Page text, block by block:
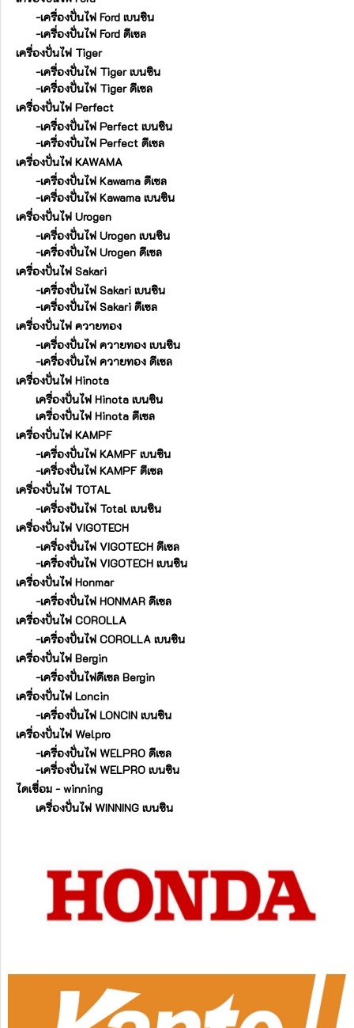
-เครื่องปั่นไฟ Ford เบนซิน
-เครื่องปั่นไฟ Ford ดีเซล
เครื่องปั่นไฟ Tiger
-เครื่องปั่นไฟ Tiger เบนซิน
-เครื่องปั่นไฟ Tiger ดีเซล
เครื่องปั่นไฟ Perfect
-เครื่องปั่นไฟ Perfect เบนซิน
-เครื่องปั่นไฟ Perfect ดีเซล
เครื่องปั่นไฟ KAWAMA
-เครื่องปั่นไฟ Kawama ดีเซล
-เครื่องปั่นไฟ Kawama เบนซิน
เครื่องปั่นไฟ Urogen
-เครื่องปั่นไฟ Urogen เบนซิน
-เครื่องปั่นไฟ Urogen ดีเซล
เครื่องปั่นไฟ Sakari
-เครื่องปั่นไฟ Sakari เบนซิน
-เครื่องปั่นไฟ Sakari ดีเซล
เครื่องปั่นไฟ ควายทอง
-เครื่องปั่นไฟ ควายทอง เบนซิน
-เครื่องปั่นไฟ ควายทอง ดีเซล
เครื่องปั่นไฟ Hinota
เครื่องปั่นไฟ Hinota เบนซิน
เครื่องปั่นไฟ Hinota ดีเซล
เครื่องปั่นไฟ KAMPF
-เครื่องปั่นไฟ KAMPF เบนซิน
-เครื่องปั่นไฟ KAMPF ดีเซล
เครื่องปั่นไฟ TOTAL
-เครื่องปันไฟ Total เบนซิน
เครื่องปั่นไฟ VIGOTECH
-เครื่องปั่นไฟ VIGOTECH ดีเซล
-เครื่องปั่นไฟ VIGOTECH เบนซิน
เครื่องปั่นไฟ Honmar
-เครื่องปั่นไฟ HONMAR ดีเซล
เครื่องปั่นไฟ COROLLA
-เครื่องปั่นไฟ COROLLA เบนซิน
เครื่องปั่นไฟ Bergin
-เครื่องปั่นไฟดีเซล Bergin
เครื่องปั่นไฟ Loncin
-เครื่องปั่นไฟ LONCIN เบนซิน
เครื่องปั่นไฟ Welpro
-เครื่องปั่นไฟ WELPRO ดีเซล
-เครื่องปั่นไฟ WELPRO เบนซิน
ไดเชื่อม - winning
เครื่องปั่นไฟ WINNING เบนซิน